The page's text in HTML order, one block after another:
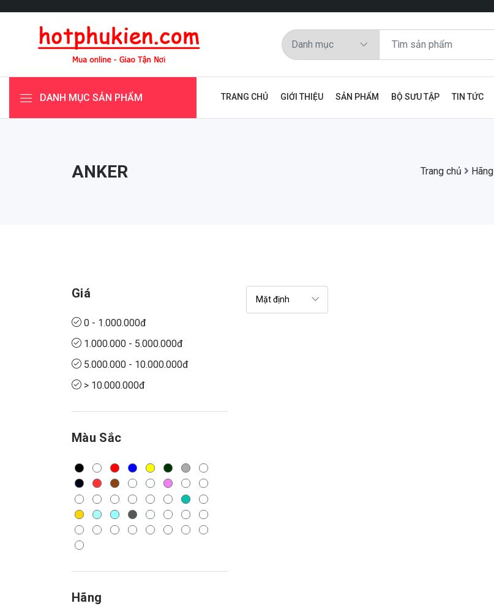
DANH MỤC SẢN PHẨM TRANG CHỦ GIỚI THIỆU SẢN PHẨM BỘ SƯU TẬP TIN TỨC
ANKER Trang chủ Hãng
Giá
0 - 1.000.000đ
1.000.000 - 5.000.000đ
5.000.000 - 10.000.000đ
> 10.000.000đ
Màu Sắc
Hãng